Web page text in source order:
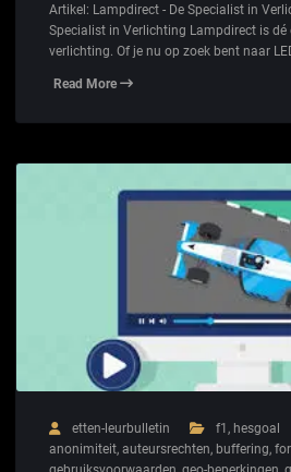
Artikel: Lampdirect - De Specialist in
Specialist in Verlichting Lampdirect is dé
verlichting. Of je nu op zoek bent naar
Read More
etten-leurbulletin f1 , hesgoal
anonimiteit, auteursrechten, buffering,